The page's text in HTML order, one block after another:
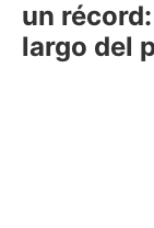
un
largo del